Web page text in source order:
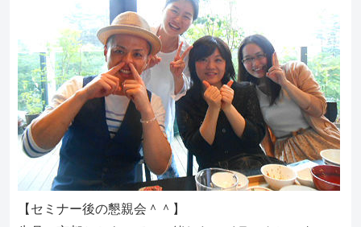
【セミナー後の懇親会＾＾】